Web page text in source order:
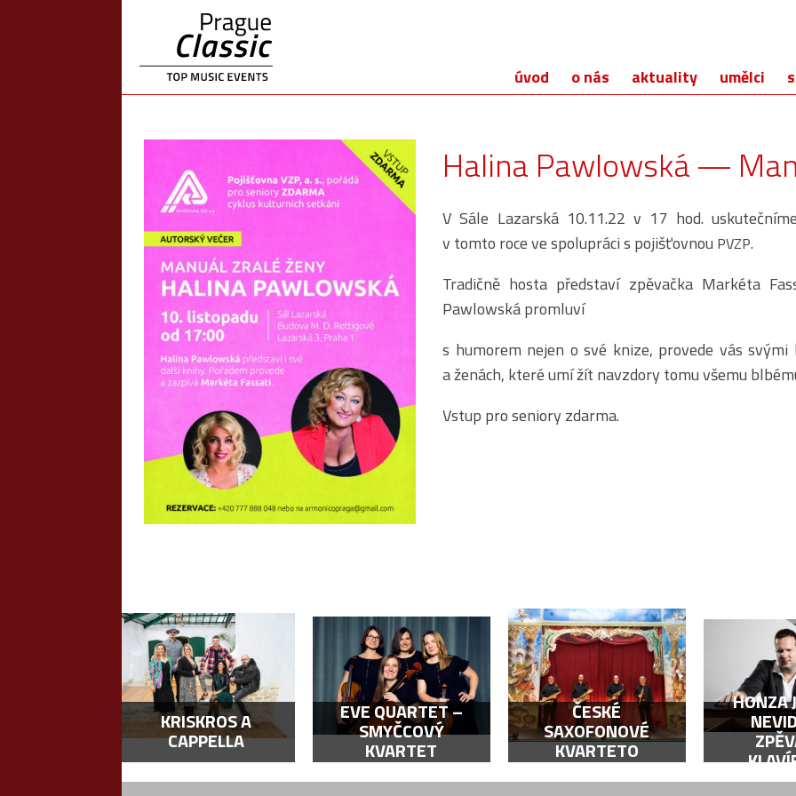
úvod o nás aktuality umělci
Halina Pawlowská —
V Sále Lazarská 10.11.22 v 17 hod.
v tomto roce ve spolupráci s pojišťovnou PVZP.
Tradičně hosta představí zpěvačka Markéta
Pawlowská promluví
s humorem nejen o své knize, provede vás
a ženách, které umí žít navzdory tomu všemu
Vstup pro seniory zdarma.
KRISKROS A
CAPPELLA
EVE QUARTET –
SMYČCOVÝ
KVARTET
ČESKÉ
SAXOFONOVÉ
KVARTETO
HONZA